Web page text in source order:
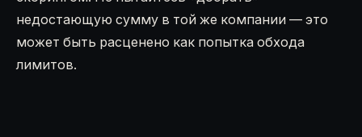
недостающую сумму в той же компании — это
может быть расценено как попытка обхода
лимитов.